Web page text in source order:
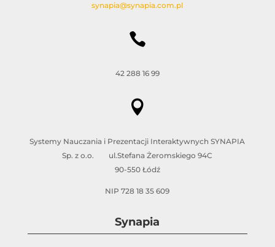
synapia@synapia.com.pl

42 288 16 99

Systemy Nauczania i Prezentacji Interaktywnych SYNAPIA
Sp. z o.o. ul.Stefana Żeromskiego 94C
90-550 Łódź
NIP 728 18 35 609
Synapia